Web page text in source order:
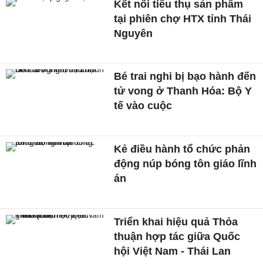
Kết nối tiêu thụ sản phẩm
tại phiên chợ HTX tỉnh Thái
Nguyên
Bé trai nghi bị bạo hành đến
tử vong ở Thanh Hóa: Bộ Y
tế vào cuộc
Kẻ điều hành tổ chức phản
động núp bóng tôn giáo lĩnh
án
Triển khai hiệu quả Thỏa
thuận hợp tác giữa Quốc
hội Việt Nam - Thái Lan